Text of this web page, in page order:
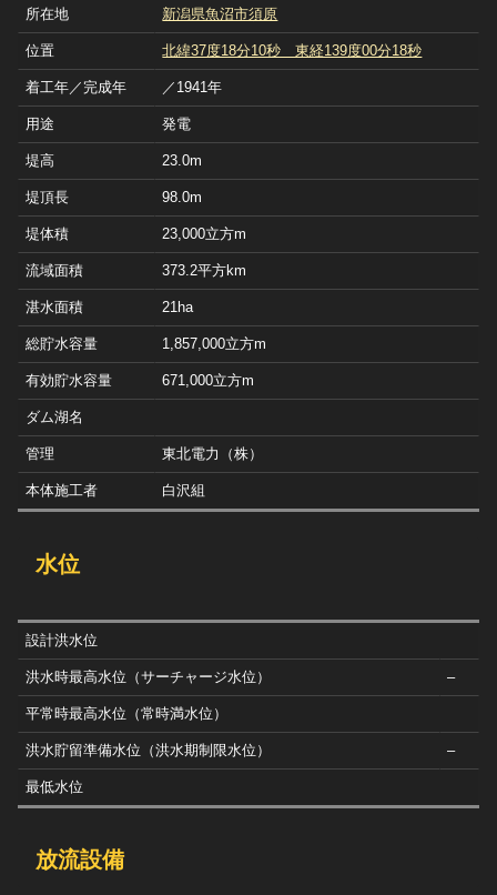
所在地 新潟県魚沼市須原
位置 北緯37度18分10秒 東経139度00分18秒
着工年／完成年 ／1941年
用途 発電
堤高 23.0m
堤頂長 98.0m
堤体積 23,000立方m
流域面積 373.2平方km
湛水面積 21ha
総貯水容量 1,857,000立方m
有効貯水容量 671,000立方m
ダム湖名
管理 東北電力（株）
本体施工者 白沢組
水位
設計洪水位
洪水時最高水位（サーチャージ水位） –
平常時最高水位（常時満水位）
洪水貯留準備水位（洪水期制限水位） –
最低水位
放流設備